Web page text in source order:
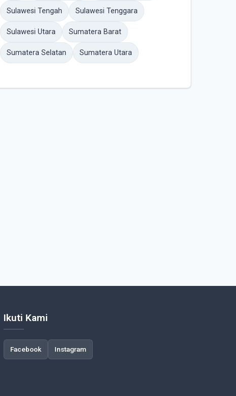
Sulawesi Tengah Sulawesi Tenggara
Sulawesi Utara Sumatera Barat
Sumatera Selatan Sumatera Utara
Ikuti Kami
Facebook Instagram